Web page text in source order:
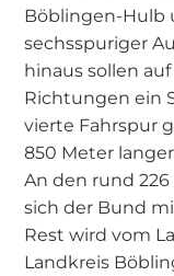
Böblingen-Hulb
sechsspuriger
hinaus sollen
Richtungen ein
vierte Fahrspur
850 Meter
An den rund
sich der Bund
Rest wird vom
Landkreis